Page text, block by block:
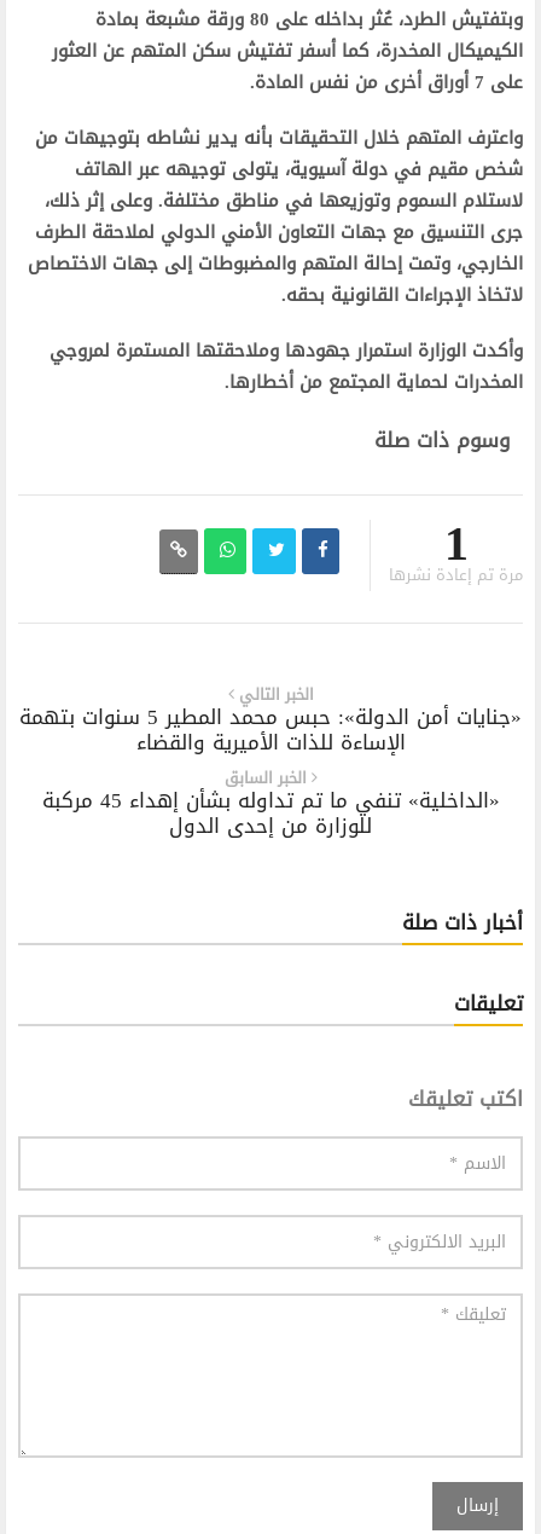
وبتفتيش الطرد، عُثر بداخله على 80 ورقة مشبعة بمادة
الكيميكال المخدرة، كما أسفر تفتيش سكن المتهم عن العثور
على 7 أوراق أخرى من نفس المادة.
واعترف المتهم خلال التحقيقات بأنه يدير نشاطه بتوجيهات من
شخص مقيم في دولة آسيوية، يتولى توجيهه عبر الهاتف
لاستلام السموم وتوزيعها في مناطق مختلفة. وعلى إثر ذلك،
جرى التنسيق مع جهات التعاون الأمني الدولي لملاحقة الطرف
الخارجي، وتمت إحالة المتهم والمضبوطات إلى جهات الاختصاص
لاتخاذ الإجراءات القانونية بحقه.
وأكدت الوزارة استمرار جهودها وملاحقتها المستمرة لمروجي
المخدرات لحماية المجتمع من أخطارها.
وسوم ذات صلة
1
مرة تم إعادة نشرها
الخبر التالي
«جنايات أمن الدولة»: حبس محمد المطير 5 سنوات بتهمة
الإساءة للذات الأميرية والقضاء
الخبر السابق
«الداخلية» تنفي ما تم تداوله بشأن إهداء 45 مركبة
للوزارة من إحدى الدول
أخبار ذات صلة
تعليقات
اكتب تعليقك
إرسال